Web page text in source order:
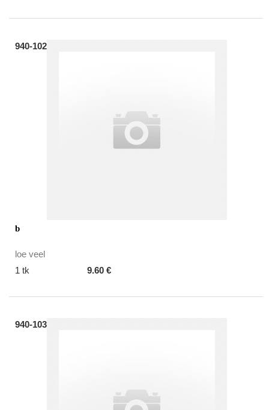
940-102
b
loe veel
1 tk
9.60 €
940-103